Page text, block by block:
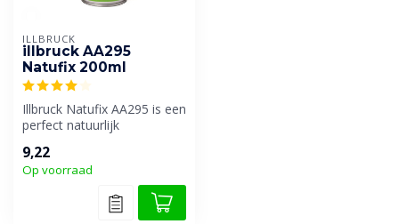
ILLBRUCK
illbruck AA295
Natufix 200ml
Illbruck Natufix AA295 is een
perfect natuurlijk
op ...
9,22
Op voorraad